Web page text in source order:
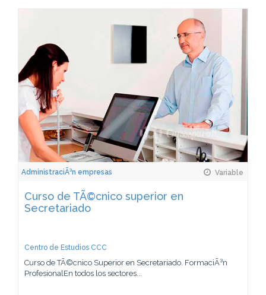
AdministraciÃ³n empresas Variable
Curso de TÃ©cnico superior en
Secretariado
Centro de Estudios CCC
Curso de TÃ©cnico Superior en Secretariado. FormaciÃ³n
ProfesionalEn todos los sectores...